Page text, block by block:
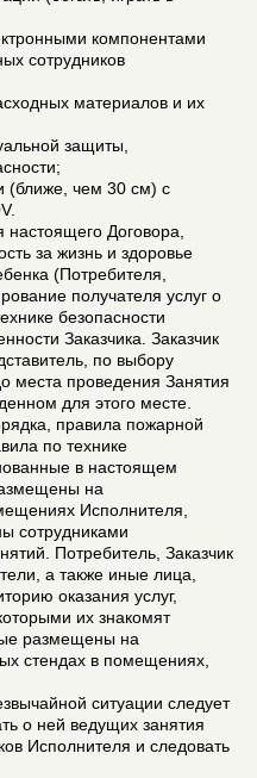
компонентами
сотрудников
материалов и их
защиты,
(ближе, чем 30 см) с
Договора,
за жизнь и здоровье
(Потребителя,
получателя услуг о
безопасности
Заказчика. Заказчик
по выбору
места проведения Занятия
для этого месте.
правила пожарной
по технике
в настоящем
на
Исполнителя,
сотрудниками
Потребитель, Заказчик
а также иные лица,
оказания услуг,
их знакомят
размещены на
стендах в помещениях,
ситуации следует
о ней ведущих занятия
Исполнителя и следовать